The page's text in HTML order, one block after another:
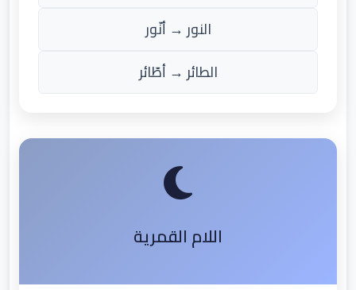
النور → أنّور
الطائر → أطّائر
اللام القمرية